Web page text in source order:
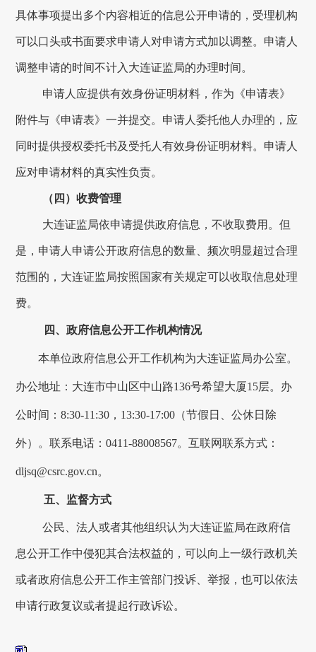
具体事项提出多个内容相近的信息公开申请的，受理机构
可以口头或书面要求申请人对申请方式加以调整。申请人
调整申请的时间不计入 大连证监局的办理时间。
申请人应提供有效身份证明材料，作为《申请表》
附件与《申请表》一并提交。申请人委托他人办理的，应
同时提供授权委托书及受托人有效身份证明材料。申请人
应对申请材料的真实性负责。
（四）收费管理
大连证监局依申请提供政府信息，不收取费用。但
是，申请人申请公开政府信息的数量、频次明显超过合理
范围的， 大连证监局按照国家有关规定可以收取信息处理
费。
四、政府信息公开工作机构情况
本单位政府信息公开工作机构为大连证监局办公室。
办公地址： 大连市中山区中山路136号希望大厦15层。办
公时间：8:30-11:30，13:30-17:00（节假日、公休日除
外）。联系电话：0411-88008567。互联网联系方式：
dljsq@csrc.gov.cn。
五、监督方式
公民、法人或者其他组织认为大连证监局在政府信
息公开工作中侵犯其合法权益的，可以向上一级行政机关
或者政府信息公开工作主管部门投诉、举报，也可以依法
申请行政复议或者提起行政诉讼。